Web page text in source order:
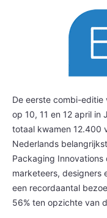
De eerste combi-editie
op 10, 11 en 12 april in
totaal kwamen 12.400
Nederlands
Packaging
marketeers, designers
een recordaantal
56% ten opzichte van